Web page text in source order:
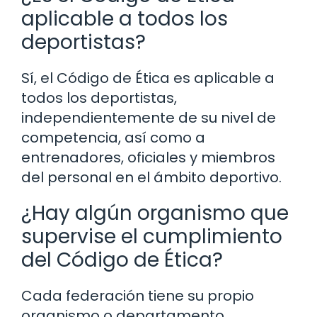
aplicable a todos los
deportistas?
Sí, el Código de Ética es aplicable a
todos los deportistas,
independientemente de su nivel de
competencia, así como a
entrenadores, oficiales y miembros
del personal en el ámbito deportivo.
¿Hay algún organismo que
supervise el cumplimiento
del Código de Ética?
Cada federación tiene su propio